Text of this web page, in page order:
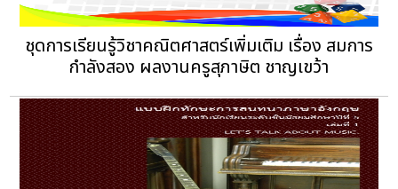
ชุดการเรียนรู้วิชาคณิตศาสตร์เพิ่มเติม เรื่อง สมการ
กำลังสอง ผลงานครูสุภาษิต ชาญเขว้า